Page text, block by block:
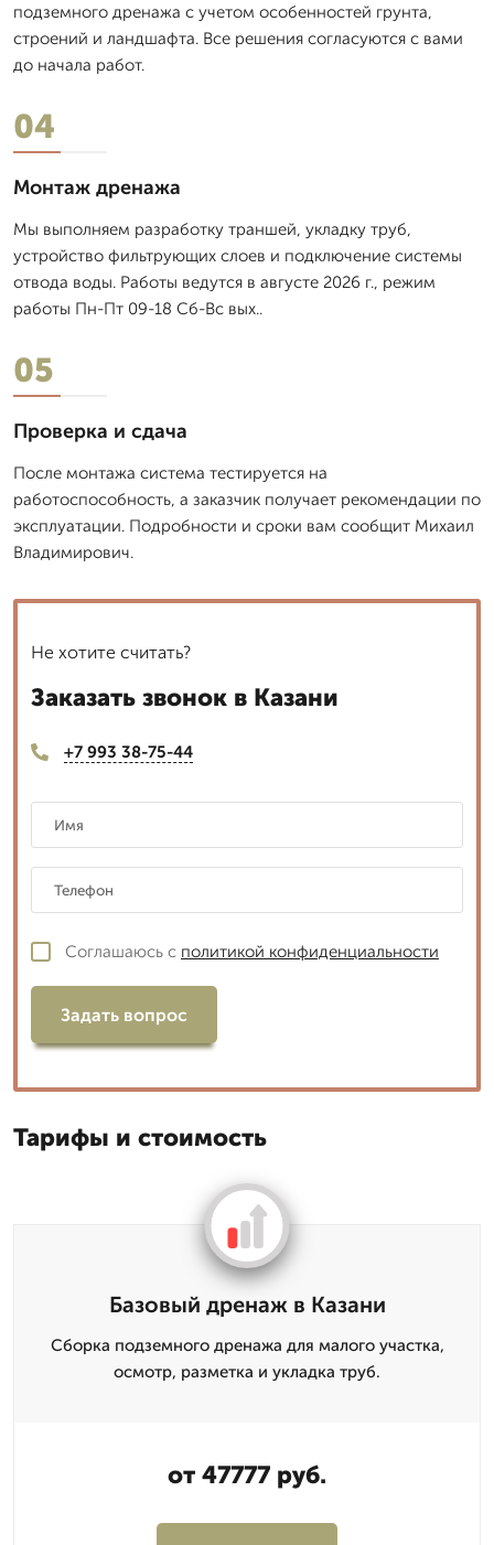
подземного дренажа с учетом особенностей грунта,
строений и ландшафта. Все решения согласуются с вами
до начала работ.
04
Монтаж дренажа
Мы выполняем разработку траншей, укладку труб,
устройство фильтрующих слоев и подключение системы
отвода воды. Работы ведутся в августе 2026 г., режим
работы Пн-Пт 09-18 Сб-Вс вых..
05
Проверка и сдача
После монтажа система тестируется на
работоспособность, а заказчик получает рекомендации по
эксплуатации. Подробности и сроки вам сообщит Михаил
Владимирович.
Не хотите считать?
Заказать звонок в Казани
+7 993 38-75-44
Соглашаюсь с политикой конфиденциальности
Задать вопрос
Тарифы и стоимость
Базовый дренаж в Казани
Сборка подземного дренажа для малого участка,
осмотр, разметка и укладка труб.
от 47777 руб.